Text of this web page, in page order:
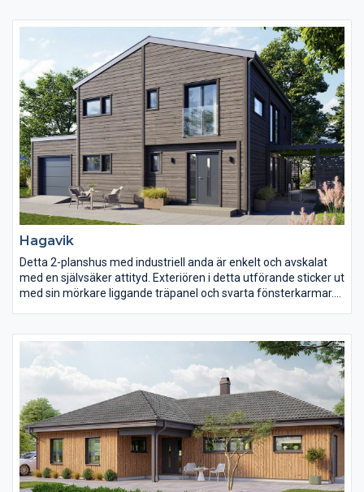
mycket generösa ytor.
Hagavik
Detta 2-planshus med industriell anda är enkelt och avskalat
med en självsäker attityd. Exteriören i detta utförande sticker ut
med sin mörkare liggande träpanel och svarta fönsterkarmar.